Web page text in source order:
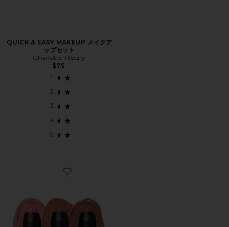
QUICK & EASY MAKEUP メイクア
ップセット
Charlotte Tilbury
$75
Favorite SUNKISSED BLUSH & BRONZE KIT チーク＆ブ